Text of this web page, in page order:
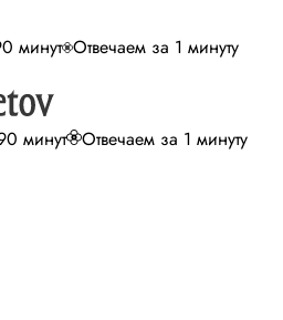
минут Отвечаем за 1 минуту
минут Отвечаем за 1 минуту